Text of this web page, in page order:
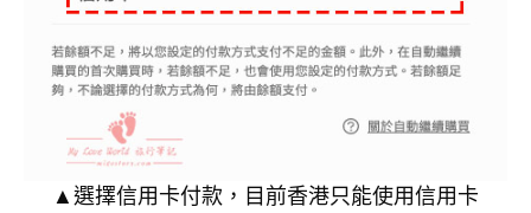
▲選擇信用卡付款，目前香港只能使用信用卡